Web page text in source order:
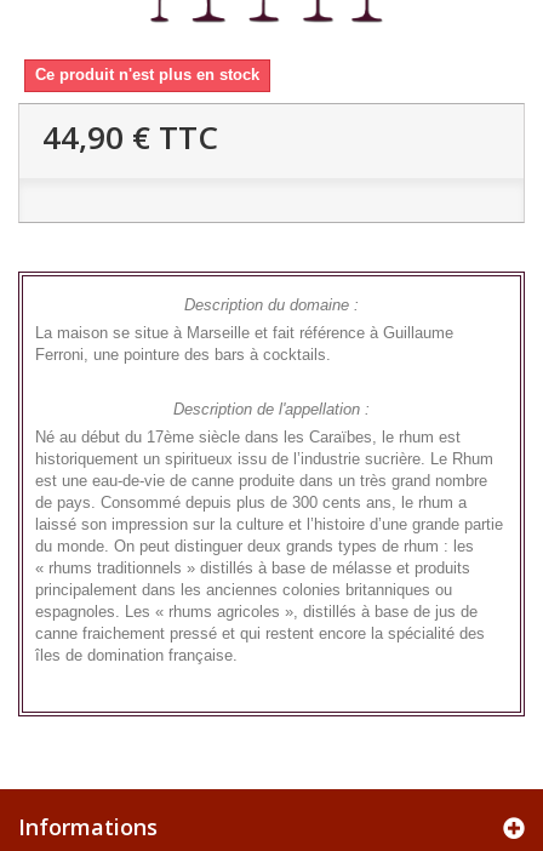
Ce produit n'est plus en stock
44,90 € TTC
Description du domaine :
La maison se situe à Marseille et fait référence à Guillaume
Ferroni, une pointure des bars à cocktails.
Description de l'appellation :
Né au début du 17ème siècle dans les Caraïbes, le rhum est
historiquement un spiritueux issu de l’industrie sucrière. Le Rhum
est une eau-de-vie de canne produite dans un très grand nombre
de pays. Consommé depuis plus de 300 cents ans, le rhum a
laissé son impression sur la culture et l’histoire d’une grande partie
du monde. On peut distinguer deux grands types de rhum : les
« rhums traditionnels » distillés à base de mélasse et produits
principalement dans les anciennes colonies britanniques ou
espagnoles. Les « rhums agricoles », distillés à base de jus de
canne fraichement pressé et qui restent encore la spécialité des
îles de domination française.
Informations